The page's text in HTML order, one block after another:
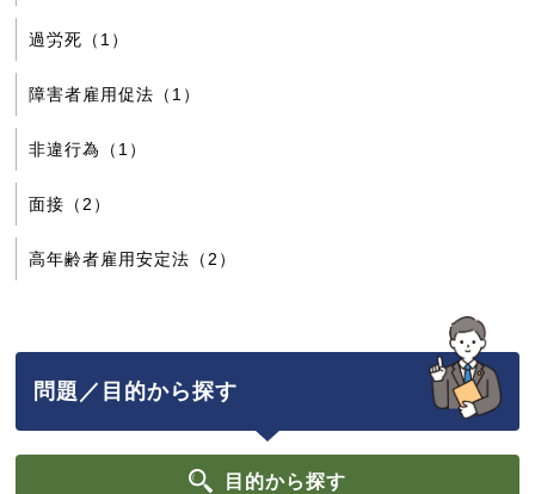
過労死（1）
障害者雇用促法（1）
非違行為（1）
面接（2）
高年齢者雇用安定法（2）
問題／目的から探す
目的から探す